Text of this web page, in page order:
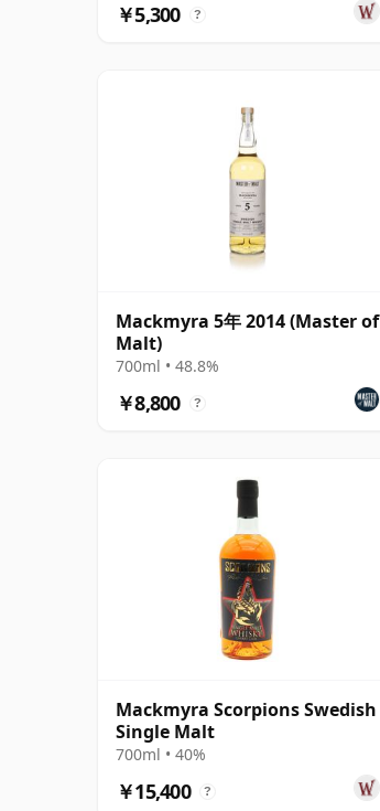
￥5,300 ?
Mackmyra 5年 2014 (Master of
Malt)
700ml • 48.8%
￥8,800 ?
Mackmyra Scorpions Swedish
Single Malt
700ml • 40%
￥15,400 ?